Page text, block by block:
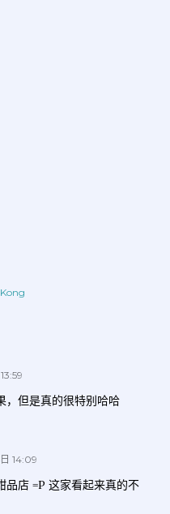
，但是真的很特别哈哈
14:09
品店 =P 这家看起来真的不